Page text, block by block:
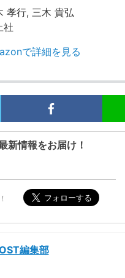
孝行, 三木 貴弘
社
で詳細を見る
新情報をお届け！
編集部